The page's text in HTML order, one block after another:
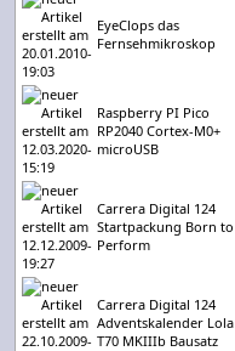
EyeClops das
Fernsehmikroskop
Raspberry PI Pico
RP2040 Cortex-M0+
microUSB
Carrera Digital 124
Startpackung Born to
Perform
Carrera Digital 124
Adventskalender Lola
T70 MKIIIb Bausatz